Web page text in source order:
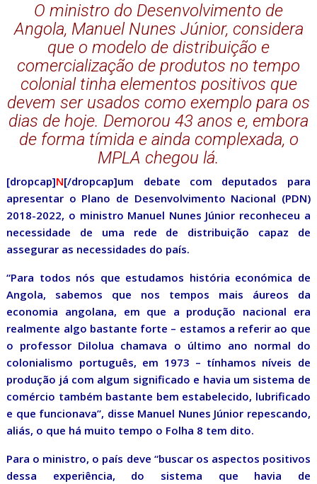
O ministro do Desenvolvimento de
Angola, Manuel Nunes Júnior, considera
que o modelo de distribuição e
comercialização de produtos no tempo
colonial tinha elementos positivos que
devem ser usados como exemplo para os
dias de hoje. Demorou 43 anos e, embora
de forma tímida e ainda complexada, o
MPLA chegou lá.
[dropcap]N[/dropcap]um debate com deputados para
apresentar o Plano de Desenvolvimento Nacional (PDN)
2018-2022, o ministro Manuel Nunes Júnior reconheceu a
necessidade de uma rede de distribuição capaz de
assegurar as necessidades do país.
“Para todos nós que estudamos história económica de
Angola, sabemos que nos tempos mais áureos da
economia angolana, em que a produção nacional era
realmente algo bastante forte – estamos a referir ao que
o professor Dilolua chamava o último ano normal do
colonialismo português, em 1973 – tínhamos níveis de
produção já com algum significado e havia um sistema de
comércio também bastante bem estabelecido, lubrificado
e que funcionava”, disse Manuel Nunes Júnior repescando,
aliás, o que há muito tempo o Folha 8 tem dito.
Para o ministro, o país deve “buscar os aspectos positivos
dessa experiência, do sistema que havia de